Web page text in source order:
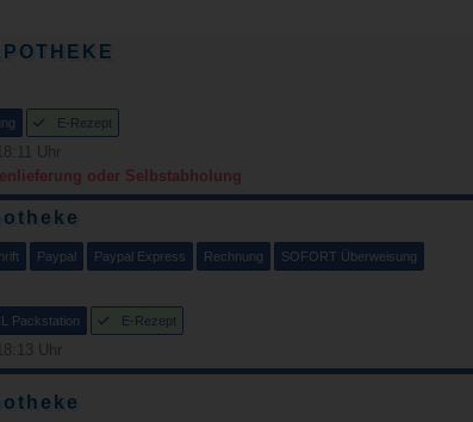
E-Rezept
Uhr
oder Selbstabholung
Paypal Paypal Express Rechnung SOFORT Überweisung
Packstation E-Rezept
Uhr